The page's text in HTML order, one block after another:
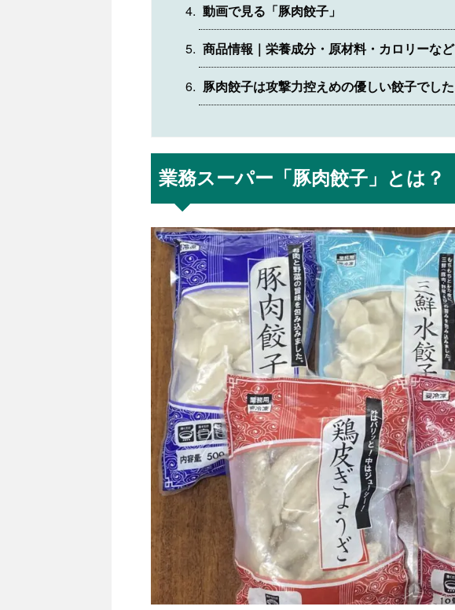
動画で見る「豚肉餃子」
商品情報｜栄養成分・原材料・カロリーなど
豚肉餃子は攻撃力控えめの優しい餃子でした
業務スーパー「豚肉餃子」とは？